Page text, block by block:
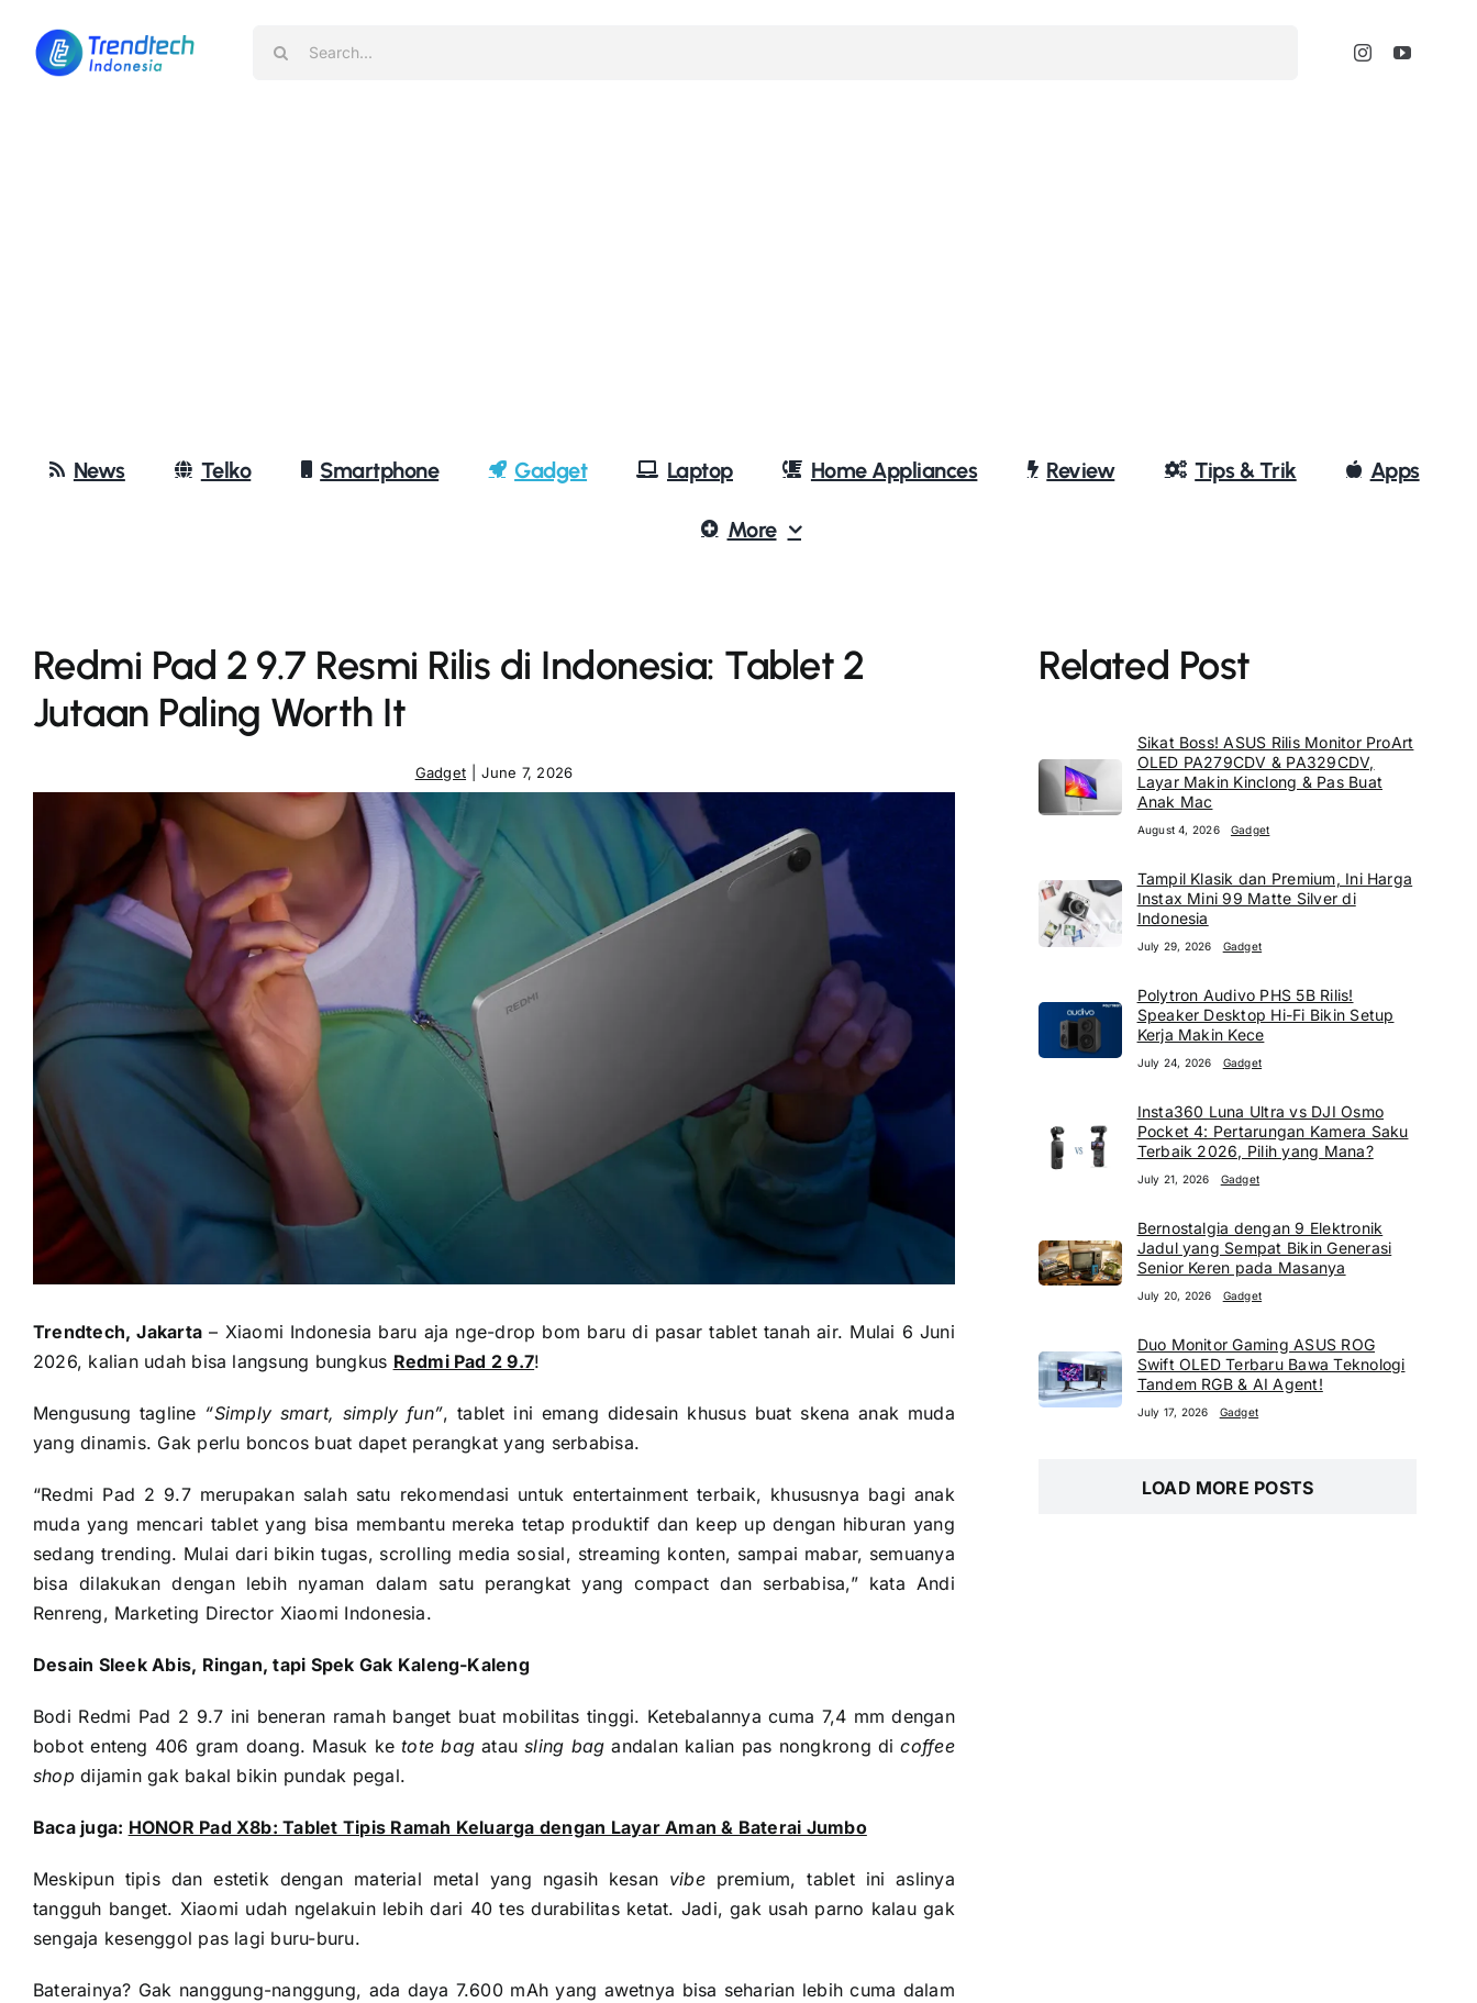
content
News Telko Smartphone Gadget Laptop Home Appliances Review Tips & Trik Apps
More
Redmi Pad 2 9.7 Resmi Rilis di Indonesia: Tablet 2
Jutaan Paling Worth It
Gadget June 7, 2026
Trendtech, Jakarta – Xiaomi Indonesia baru aja nge-drop bom baru di pasar tablet tanah air. Mulai 6 Juni
2026, kalian udah bisa langsung bungkus Redmi Pad 2 9.7!
Mengusung tagline “Simply smart, simply fun”, tablet ini emang didesain khusus buat skena anak muda
yang dinamis. Gak perlu boncos buat dapet perangkat yang serbabisa.
“Redmi Pad 2 9.7 merupakan salah satu rekomendasi untuk entertainment terbaik, khususnya bagi anak
muda yang mencari tablet yang bisa membantu mereka tetap produktif dan keep up dengan hiburan yang
sedang trending. Mulai dari bikin tugas, scrolling media sosial, streaming konten, sampai mabar, semuanya
bisa dilakukan dengan lebih nyaman dalam satu perangkat yang compact dan serbabisa,” kata Andi
Renreng, Marketing Director Xiaomi Indonesia.
Desain Sleek Abis, Ringan, tapi Spek Gak Kaleng-Kaleng
Bodi Redmi Pad 2 9.7 ini beneran ramah banget buat mobilitas tinggi. Ketebalannya cuma 7,4 mm dengan
bobot enteng 406 gram doang. Masuk ketote bag atausling bag andalan kalian pas nongkrong dicoffee
shop dijamin gak bakal bikin pundak pegal.
Baca juga: HONOR Pad X8b: Tablet Tipis Ramah Keluarga dengan Layar Aman & Baterai Jumbo
Meskipun tipis dan estetik dengan material metal yang ngasih kesan vibepremium, tablet ini aslinya
tangguh banget. Xiaomi udah ngelakuin lebih dari 40 tes durabilitas ketat. Jadi, gak usah parno kalau gak
sengaja kesenggol pas lagi buru-buru.
Baterainya? Gak nanggung-nanggung, ada daya 7.600 mAh yang awetnya bisa seharian lebih cuma dalam
Related Post
Sikat Boss! ASUS Rilis Monitor ProArt
OLED PA279CDV & PA329CDV,
Layar Makin Kinclong & Pas Buat
Anak Mac
August 4, 2026 Gadget
Tampil Klasik dan Premium, Ini Harga
Instax Mini 99 Matte Silver di
Indonesia
July 29, 2026 Gadget
Polytron Audivo PHS 5B Rilis!
Speaker Desktop Hi-Fi Bikin Setup
Kerja Makin Kece
July 24, 2026 Gadget
Insta360 Luna Ultra vs DJI Osmo
Pocket 4: Pertarungan Kamera Saku
Terbaik 2026, Pilih yang Mana?
July 21, 2026 Gadget
Bernostalgia dengan 9 Elektronik
Jadul yang Sempat Bikin Generasi
Senior Keren pada Masanya
July 20, 2026 Gadget
Duo Monitor Gaming ASUS ROG
Swift OLED Terbaru Bawa Teknologi
Tandem RGB & AI Agent!
July 17, 2026 Gadget
LOAD MORE POSTS